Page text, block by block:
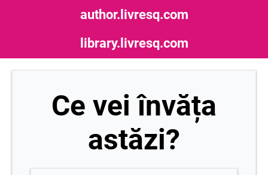
author.livresq.com
library.livresq.com
Ce vei învăța
astăzi?